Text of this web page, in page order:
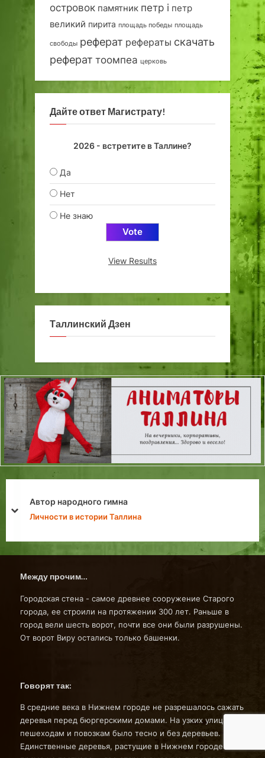
островок памятник петр i петр
великий пирита площадь победы площадь
свободы реферат рефераты скачать
реферат тоомпеа церковь
Дайте ответ Магистрату!
2026 - встретите в Таллине?
Да
Нет
Не знаю
View Results
Таллинский Дзен
Африканские гиганты таллинского зоопарка
На заметку
prev
next
Между прочим…
Городская стена - самое древнее сооружение Старого
города, ее строили на протяжении 300 лет. Раньше в
город вели шесть ворот, почти все они были разрушены.
От ворот Виру остались только башенки.
Говорят так:
В средние века в Нижнем городе не разрешалось сажать
деревья перед бюргерскими домами. На узких улицах
пешеходам и повозкам было тесно и без деревьев.
Единственные деревья, растущие в Нижнем городе